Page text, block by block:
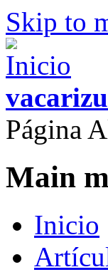
Skip to
Página
Main
Inicio